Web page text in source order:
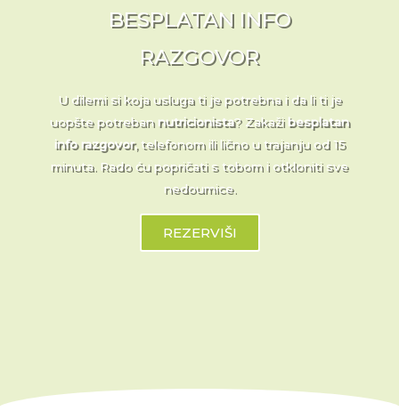
BESPLATAN INFO
RAZGOVOR
U dilemi si koja usluga ti je potrebna i da li ti je
uopšte potrebannutricionista? Zakaži besplatan
info razgovor, telefonom ili lično u trajanju od 15
minuta. Rado ću popričati s tobom i otkloniti sve
nedoumice.
REZERVIŠI